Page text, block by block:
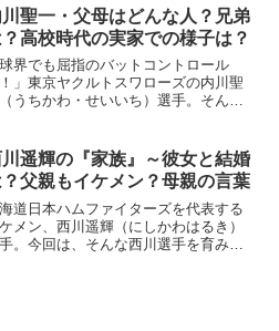
月日：1968年〈昭和43年〉11月25日
長：180...
川聖一・父母はどんな人？兄弟
高校時代の実家での様子は？
球界でも屈指のバットコントロール
」東京ヤクルトスワローズの内川聖
うちかわ・せいいち）選手。そんな
人？兄弟はいるの？内川聖一選手
1982年8月4日、大...
遥輝の『家族』～彼女と結婚
？父親もイケメン？母親の言葉
道日本ハムファイターズを代表する
メン、西川遥輝（にしかわはるき）
。今回は、そんな西川選手を育み、